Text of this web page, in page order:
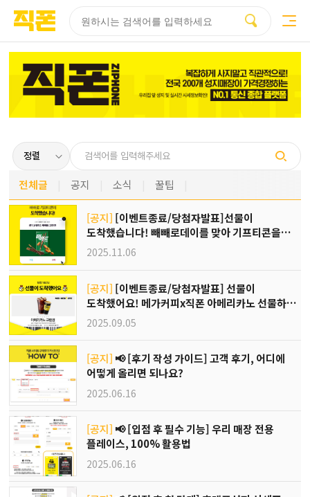
전체글 공지 소식 꿀팁
[공지] [이벤트종료/당첨자발표]선물이
도착했습니다! 빼빼로데이를 맞아 기프티콘을
전해드려요🍫
2025.11.06
[공지] [이벤트종료/당첨자발표] 선물이
도착했어요! 메가커피x직폰 아메리카노 선물하기
이벤트🎁
2025.09.05
[공지] 📢 [후기 작성 가이드] 고객 후기, 어디에
어떻게 올리면 되나요?
2025.06.16
[공지] 📢 [입점 후 필수 기능] 우리 매장 전용
플레이스, 100% 활용법
2025.06.16
페이지
페이지
페이지
페이지